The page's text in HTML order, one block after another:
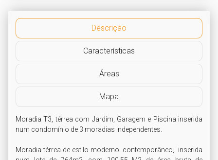
Descrição
Características
Áreas
Mapa
Moradia T3, térrea com Jardim, Garagem e Piscina inserida
num condomínio de 3 moradias independentes.
Moradia térrea de estilo moderno  contemporâneo,  inserida